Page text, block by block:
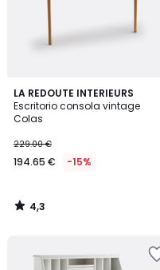
LA REDOUTE INTERIEURS
Escritorio consola vintage
Colas
229.00 €
194.65 € -15%
4,3
/ 5
4,3
/